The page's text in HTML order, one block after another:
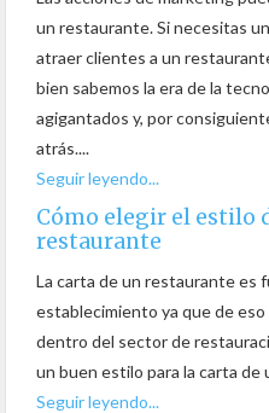
un restaurante. Si necesitas
atraer clientes a un
bien sabemos la era de la
agigantados y, por
atrás....
Seguir leyendo...
Cómo elegir el estilo
restaurante
La carta de un restaurante es
establecimiento ya que de
dentro del sector de
un buen estilo para la carta de
Seguir leyendo...